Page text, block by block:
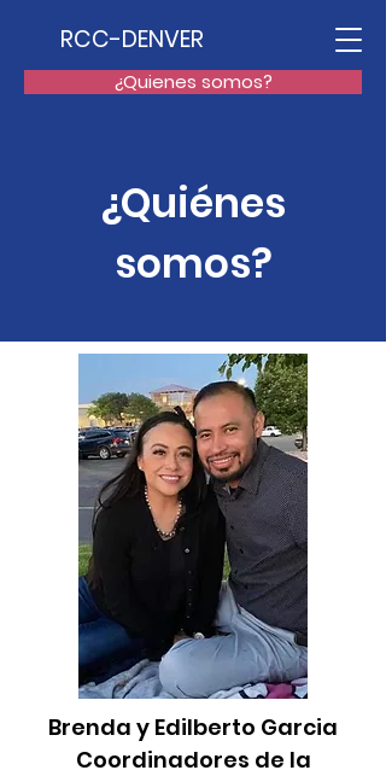
¿Quienes somos?
RCC-DENVER
¿Quiénes
somos?
Brenda y Edilberto Garcia
Coordinadores de la